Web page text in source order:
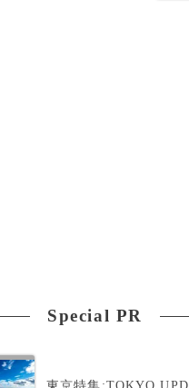
Special PR
東京特集:TOKYO